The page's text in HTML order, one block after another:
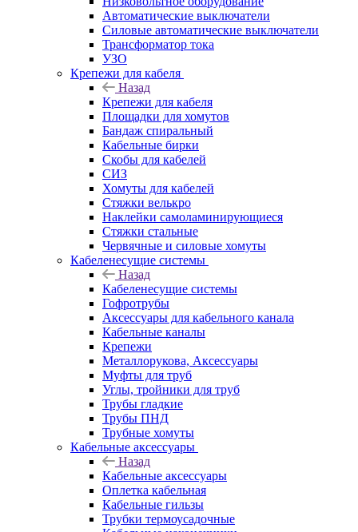
Автоматические выключатели
Силовые автоматические выключатели
Трансформатор тока
УЗО
Крепежи для кабеля
Назад
Крепежи для кабеля
Площадки для хомутов
Бандаж спиральный
Кабельные бирки
Cкобы для кабелей
СИЗ
Хомуты для кабелей
Стяжки велькро
Наклейки самоламинирующиеся
Стяжки стальные
Червячные и силовые хомуты
Кабеленесущие системы
Назад
Кабеленесущие системы
Гофротрубы
Аксессуары для кабельного канала
Кабельные каналы
Крепежи
Металлорукова, Аксессуары
Муфты для труб
Углы, тройники для труб
Трубы гладкие
Трубы ПНД
Трубные хомуты
Кабельные аксессуары
Назад
Кабельные аксессуары
Оплетка кабельная
Кабельные гильзы
Трубки термоусадочные